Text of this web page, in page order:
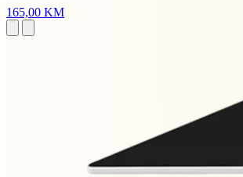
165,00 KM